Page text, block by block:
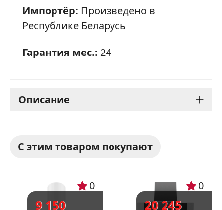
Импортёр: Произведено в
Республике Беларусь
Гарантия мес.: 24
Описание
02 0115
Газовая плита Gefest 6500-02 0115 - это
стильный и функциональный прибор,
С этим товаром покупают
9 150
0
20 245
0